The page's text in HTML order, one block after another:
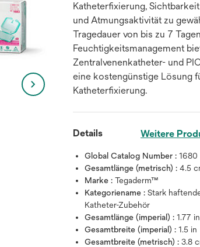
Zum
Katheterfixierung,
und Atmungsaktivität zu
Tragedauer von bis zu 7
Feuchtigkeitsmanagement
Zentralvenenkatheter- und
eine kostengünstige Lösung
Katheterfixierung.
Details Weitere
Global Catalog Number :1680
Gesamtlänge (metrisch) :4.5
Marke :Tegaderm™
Kategoriename :Stark
Katheter-Zubehör
Gesamtlänge (imperial) :1.77 in
Gesamtbreite (imperial) :1.5 in
Gesamtbreite (metrisch) :3.8